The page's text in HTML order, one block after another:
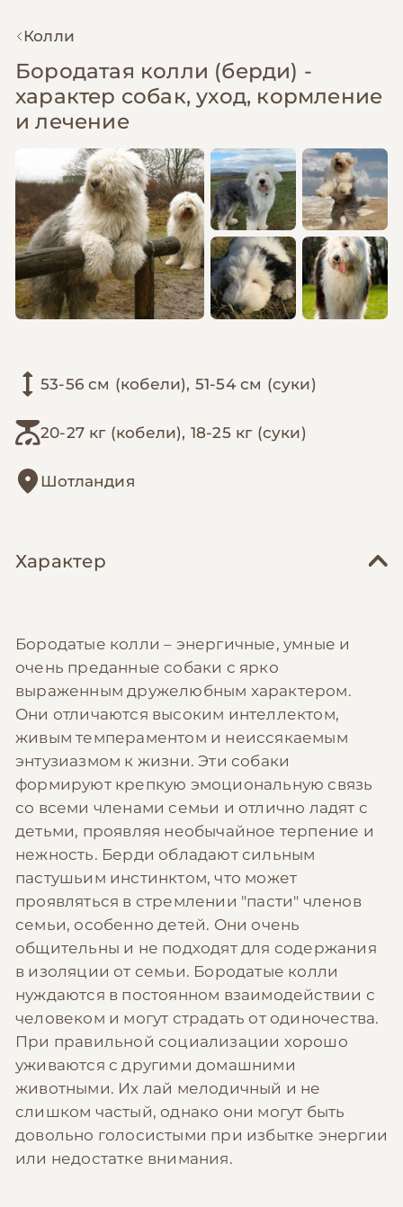
Колли
Бородатая колли (берди) -
характер собак, уход, кормление
и лечение
53-56 см (кобели), 51-54 см (суки)
20-27 кг (кобели), 18-25 кг (суки)
Шотландия
Характер
Бородатые колли – энергичные, умные и
очень преданные собаки с ярко
выраженным дружелюбным характером.
Они отличаются высоким интеллектом,
живым темпераментом и неиссякаемым
энтузиазмом к жизни. Эти собаки
формируют крепкую эмоциональную связь
со всеми членами семьи и отлично ладят с
детьми, проявляя необычайное терпение и
нежность. Берди обладают сильным
пастушьим инстинктом, что может
проявляться в стремлении "пасти" членов
семьи, особенно детей. Они очень
общительны и не подходят для содержания
в изоляции от семьи. Бородатые колли
нуждаются в постоянном взаимодействии с
человеком и могут страдать от одиночества.
При правильной социализации хорошо
уживаются с другими домашними
животными. Их лай мелодичный и не
слишком частый, однако они могут быть
довольно голосистыми при избытке энергии
или недостатке внимания.